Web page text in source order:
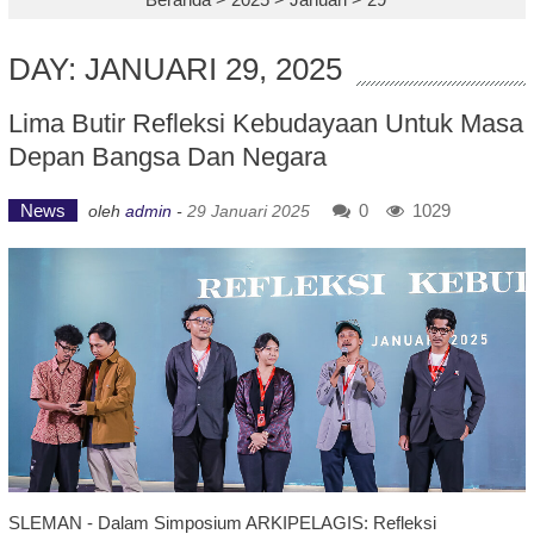
DAY: JANUARI 29, 2025
Lima Butir Refleksi Kebudayaan Untuk Masa
Depan Bangsa Dan Negara
News oleh admin - 29 Januari 2025 0 1029
SLEMAN - Dalam Simposium ARKIPELAGIS: Refleksi